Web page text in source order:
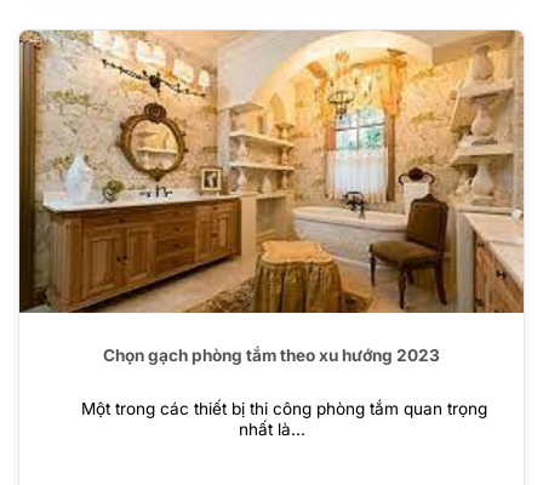
Chọn gạch phòng tắm theo xu hướng 2023
Một trong các thiết bị thi công phòng tắm quan trọng
nhất là...